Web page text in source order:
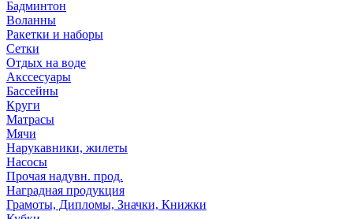
Бадминтон
Воланны
Ракетки и наборы
Сетки
Отдых на воде
Акссесуары
Бассейны
Круги
Матрасы
Мячи
Нарукавники, жилеты
Насосы
Прочая надувн. прод.
Наградная продукция
Грамоты, Дипломы, Значки, Книжки